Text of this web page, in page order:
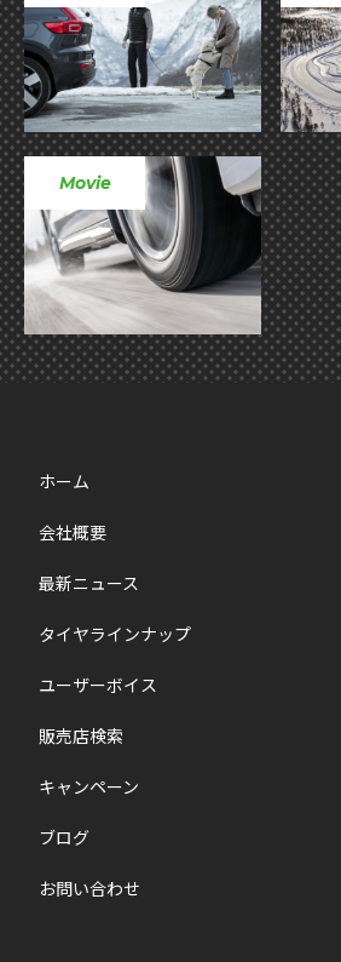
Movie
ホーム
会社概要
最新ニュース
タイヤラインナップ
ユーザーボイス
販売店検索
キャンペーン
ブログ
お問い合わせ